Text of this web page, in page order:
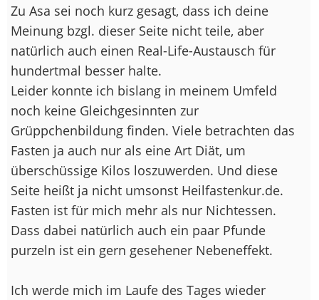
Zu Asa sei noch kurz gesagt, dass ich deine
Meinung bzgl. dieser Seite nicht teile, aber
natürlich auch einen Real-Life-Austausch für
hundertmal besser halte.
Leider konnte ich bislang in meinem Umfeld
noch keine Gleichgesinnten zur
Grüppchenbildung finden. Viele betrachten das
Fasten ja auch nur als eine Art Diät, um
überschüssige Kilos loszuwerden. Und diese
Seite heißt ja nicht umsonst Heilfastenkur.de.
Fasten ist für mich mehr als nur Nichtessen.
Dass dabei natürlich auch ein paar Pfunde
purzeln ist ein gern gesehener Nebeneffekt.
Ich werde mich im Laufe des Tages wieder